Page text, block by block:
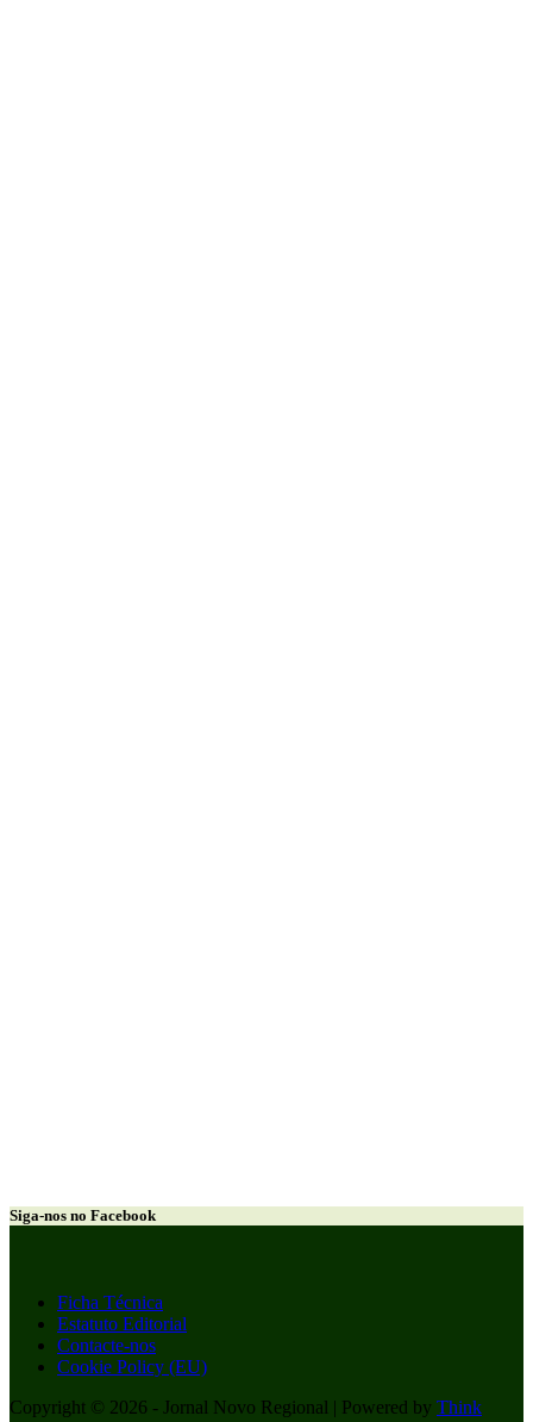
Siga-nos no Facebook
Ficha Técnica
Estatuto Editorial
Contacte-nos
Cookie Policy (EU)
Copyright © 2026 - Jornal Novo Regional | Powered by Think